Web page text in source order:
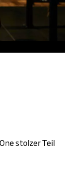
stolzer Teil